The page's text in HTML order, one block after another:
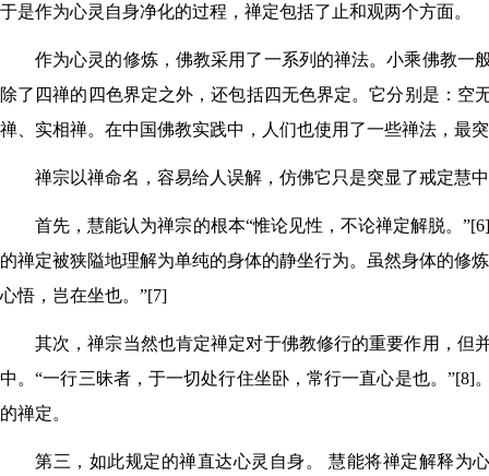
于是作为心灵自身净化的过程，禅定包括了止和观两个方面。
作为心灵的修炼，佛教采用了一系列的禅法。小乘佛教一
除了四禅的四色界定之外，还包括四无色界定。它分别是：
禅、实相禅。在中国佛教实践中，人们也使用了一些禅法，最
禅宗以禅命名，容易给人误解，仿佛它只是突显了戒定慧
首先，慧能认为禅宗的根本“惟论见性，不论禅定解脱。
的禅定被狭隘地理解为单纯的身体的静坐行为。虽然身体的修
心悟，岂在坐也。”[7]
其次，禅宗当然也肯定禅定对于佛教修行的重要作用，但
中。“一行三昧者，于一切处行住坐卧，常行一直心是也。
的禅定。
第三，如此规定的禅直达心灵自身。 慧能将禅定解释为